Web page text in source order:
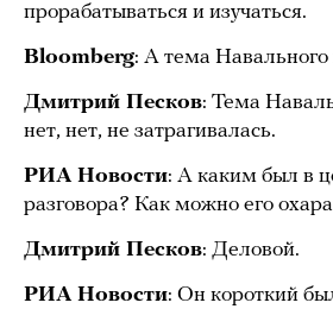
прорабатываться и изучаться.
Bloomberg: А тема
Дмитрий Песков: Тема
нет, нет, не затрагивалась.
РИА Новости: А каким был в
разговора? Как можно его
Дмитрий Песков: Деловой.
РИА Новости: Он короткий